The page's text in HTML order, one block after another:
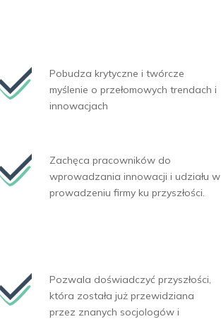
Pobudza krytyczne i twórcze
myślenie o przełomowych trendach i
innowacjach
Zachęca pracowników do
wprowadzania innowacji i udziału w
prowadzeniu firmy ku przyszłości.
Pozwala doświadczyć przyszłości,
która została już przewidziana
przez znanych socjologów i